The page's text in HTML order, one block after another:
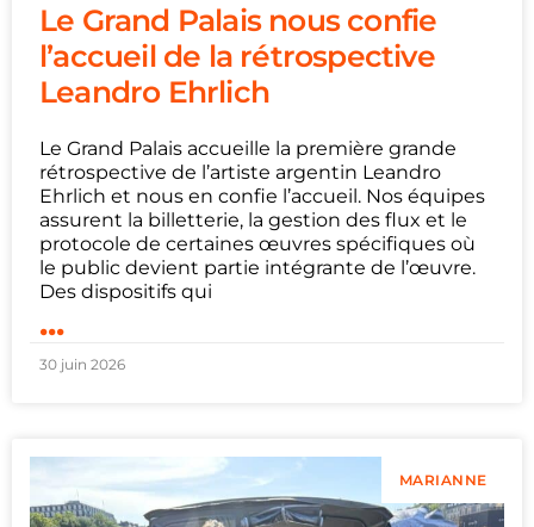
Le Grand Palais nous confie
l’accueil de la rétrospective
Leandro Ehrlich
Le Grand Palais accueille la première grande
rétrospective de l’artiste argentin Leandro
Ehrlich et nous en confie l’accueil. Nos équipes
assurent la billetterie, la gestion des flux et le
protocole de certaines œuvres spécifiques où
le public devient partie intégrante de l’œuvre.
Des dispositifs qui
...
30 juin 2026
MARIANNE